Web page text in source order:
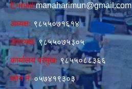
E-mail:manaharimun@gmail.com
अध्यक्षः ९८५५०७१६१४
उपाध्यक्षः९८५५०७५३०५
कार्यालय प्रमुखः ९८५५०८८३६६
फोन नं‍‌ :०५७४१९३०३